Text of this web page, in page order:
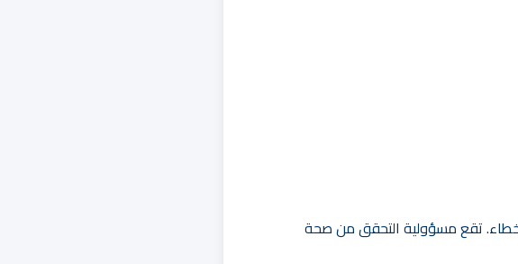
تقع مسؤولية التحقق من صحة